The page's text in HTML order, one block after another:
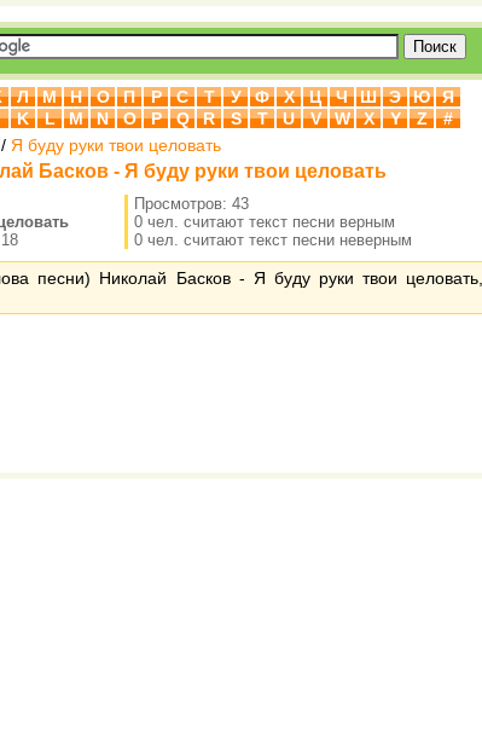
Л М Н О П Р С Т У Ф Х Ц Ч Ш Э Ю
Я
K L M N O P Q R S T U V W X Y Z
#
/ Я буду руки твои целовать
Басков - Я буду руки твои целовать
Просмотров: 43
0 чел. считают текст песни верным
0 чел. считают текст песни неверным
песни) Николай Басков - Я буду руки твои целовать,